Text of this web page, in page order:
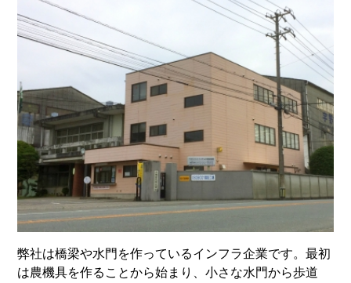
弊社は橋梁や水門を作っているインフラ企業です。最初
は農機具を作ることから始まり、小さな水門から歩道